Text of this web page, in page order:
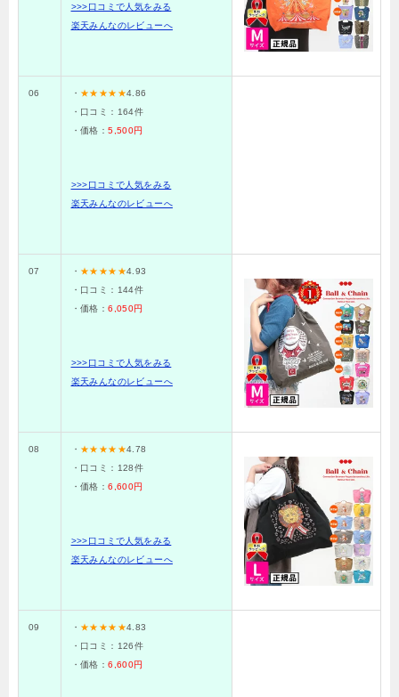
>>>口コミで人気をみる
楽天みんなのレビューへ
06 ・ ★★★★★4.86
・口コミ： 164件
・価格：5,500円
>>>口コミで人気をみる
楽天みんなのレビューへ
07 ・ ★★★★★4.93
・口コミ： 144件
・価格：6,050円
>>>口コミで人気をみる
楽天みんなのレビューへ
08 ・ ★★★★★4.78
・口コミ： 128件
・価格：6,600円
>>>口コミで人気をみる
楽天みんなのレビューへ
09 ・ ★★★★★4.83
・口コミ： 126件
・価格：6,600円